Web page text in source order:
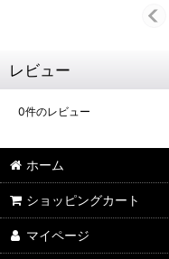
レビュー
0件のレビュー
ホーム
ショッピングカート
マイページ